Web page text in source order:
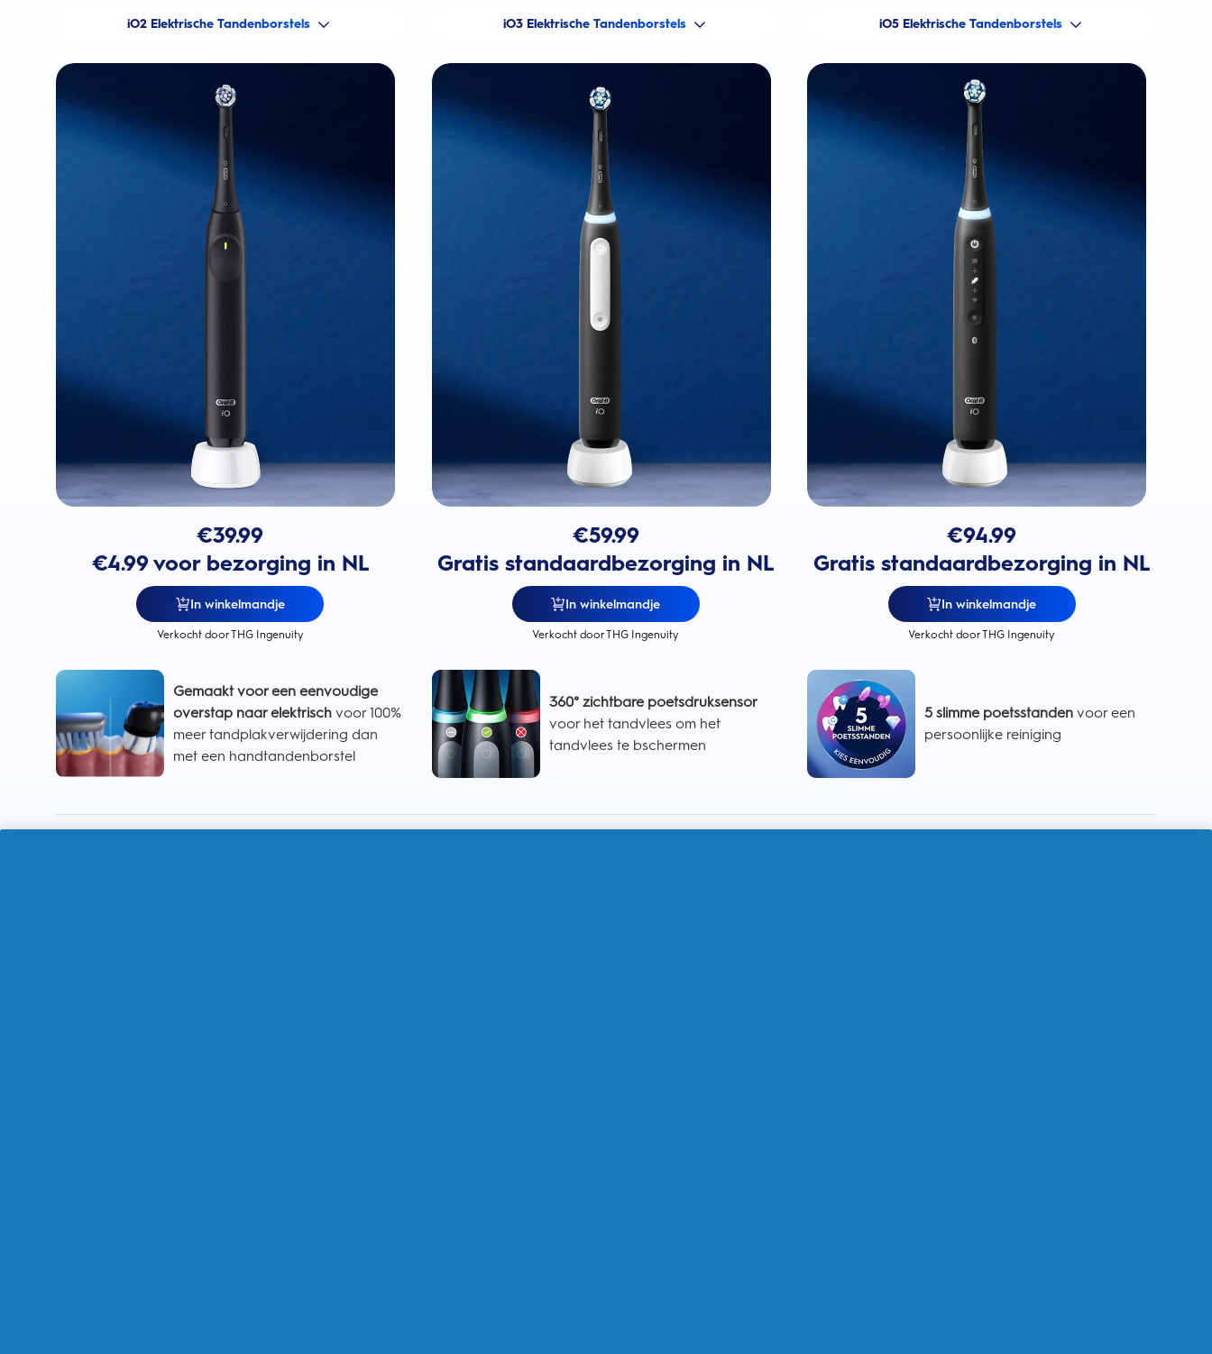
iO2 Elektrische Tandenborstels
€39.99
€4.99 voor bezorging in NL
In winkelmandje
Verkocht door THG Ingenuity
iO3 Elektrische Tandenborstels
€59.99
Gratis standaardbezorging in NL
In winkelmandje
Verkocht door THG Ingenuity
iO5 Elektrische Tandenborstels
€94.99
Gratis standaardbezorging in NL
In winkelmandje
Verkocht door THG Ingenuity
Gemaakt voor een eenvoudige
overstap naar elektrisch voor 100%
meer tandplakverwijdering dan
met een handtandenborstel
360° zichtbare poetsdruksensor
voor het tandvlees om het
tandvlees te bschermen
5 slimme poetsstanden voor een
persoonlijke reiniging